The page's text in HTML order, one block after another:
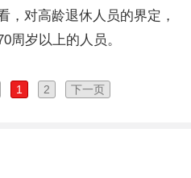
，对高龄退休人员的界定，
周岁以上的人员。
1 2 下一页